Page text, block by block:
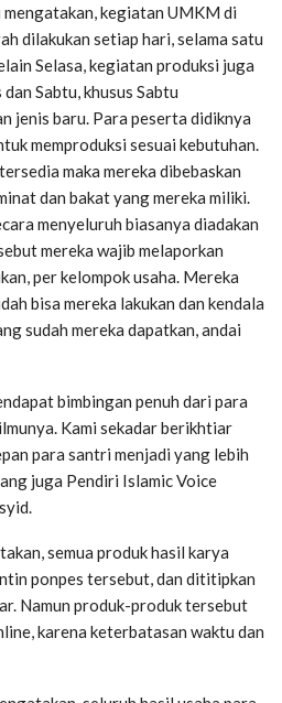
kegiatan UMKM di
dilakukan setiap hari, selama satu
Selasa, kegiatan produksi juga
Sabtu, khusus Sabtu
jenis baru. Para peserta didiknya
memproduksi sesuai kebutuhan.
maka mereka dibebaskan
dan bakat yang mereka miliki.
menyeluruh biasanya diadakan
mereka wajib melaporkan
per kelompok usaha. Mereka
bisa mereka lakukan dan kendala
sudah mereka dapatkan, andai
bimbingan penuh dari para
Kami sekadar berikhtiar
para santri menjadi yang lebih
juga Pendiri Islamic Voice
semua produk hasil karya
ponpes tersebut, dan dititipkan
Namun produk-produk tersebut
karena keterbatasan waktu dan